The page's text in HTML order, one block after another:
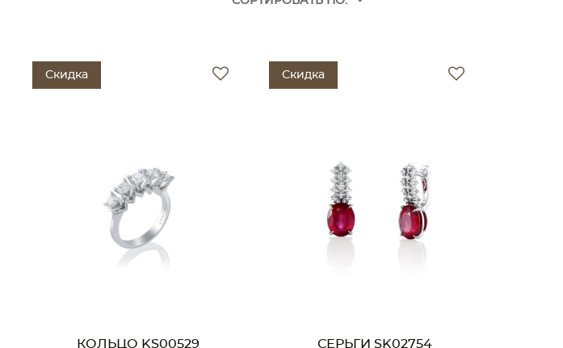
Скидка
КОЛЬЦО KS00529
Скидка
СЕРЬГИ SK02754